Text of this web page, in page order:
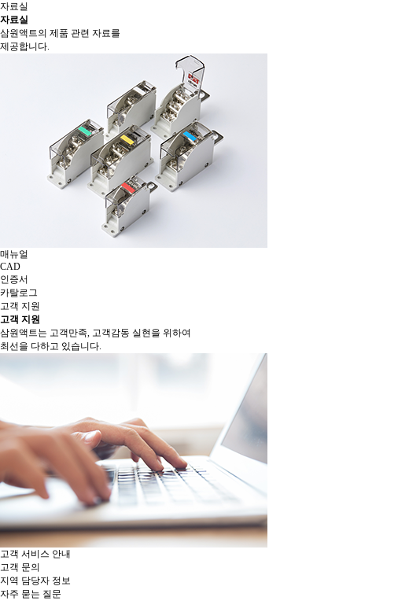
자료실
자료실
삼원액트의 제품 관련 자료를
제공합니다.
매뉴얼
CAD
인증서
카탈로그
고객 지원
고객 지원
삼원액트는 고객만족, 고객감동 실현을 위하여
최선을 다하고 있습니다.
고객 서비스 안내
고객 문의
지역 담당자 정보
자주 묻는 질문